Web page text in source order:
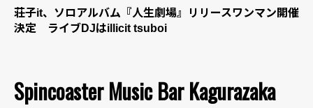
荘子it、ソロアルバム『人生劇場』リリースワンマン開催
決定 ライブDJはillicit tsuboi
Spincoaster Music Bar Kagurazaka